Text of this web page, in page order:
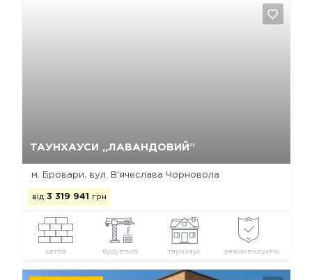
ТАУНХАУСИ „ЛАВАНДОВИЙ“
м. Бровари, вул. В'ячеслава Чорновола
від 3 319 941 грн
цегла будується таунхаус рекомендуємо